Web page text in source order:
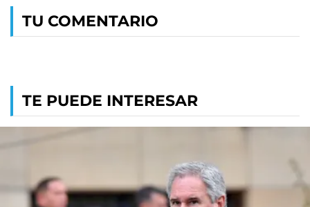
TU COMENTARIO
TE PUEDE INTERESAR